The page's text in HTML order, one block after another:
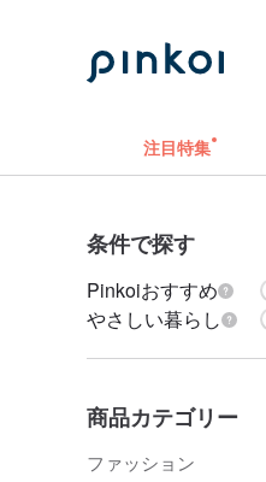
注目特集
条件で探す
Pinkoiおすすめ
やさしい暮らし
商品カテゴリー
ファッション